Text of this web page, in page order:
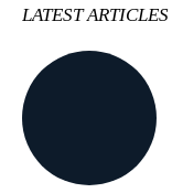
LATEST ARTICLES